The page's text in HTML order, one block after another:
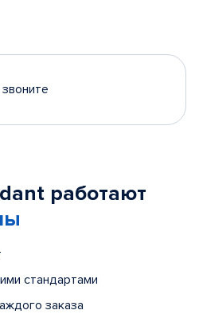
работают
стандартами
заказа